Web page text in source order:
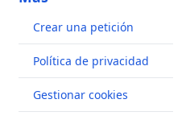
Crear una petición
Política de privacidad
Gestionar cookies